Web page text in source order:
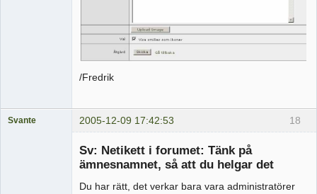
/Fredrik
18
Svante 2005-12-09 17:42:53
Sv: Netikett i forumet: Tänk på
ämnesnamnet, så att du helgar det
Du har rätt, det verkar bara vara administratörer